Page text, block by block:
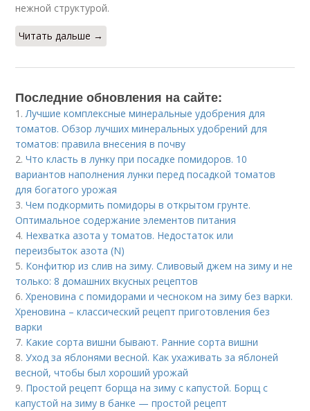
нежной структурой.
Читать дальше →
Последние обновления на сайте:
1.Лучшие комплексные минеральные удобрения для
томатов. Обзор лучших минеральных удобрений для
томатов: правила внесения в почву
2.Что класть в лунку при посадке помидоров. 10
вариантов наполнения лунки перед посадкой томатов
для богатого урожая
3.Чем подкормить помидоры в открытом грунте.
Оптимальное содержание элементов питания
4. Нехватка азота у томатов. Недостаток или
переизбыток азота (N)
5. Конфитюр из слив на зиму. Сливовый джем на зиму и не
только: 8 домашних вкусных рецептов
6.Хреновина с помидорами и чесноком на зиму без варки.
Хреновина – классический рецепт приготовления без
варки
7. Какие сорта вишни бывают. Ранние сорта вишни
8.Уход за яблонями весной. Как ухаживать за яблоней
весной, чтобы был хороший урожай
9. Простой рецепт борща на зиму с капустой. Борщ с
капустой на зиму в банке — простой рецепт